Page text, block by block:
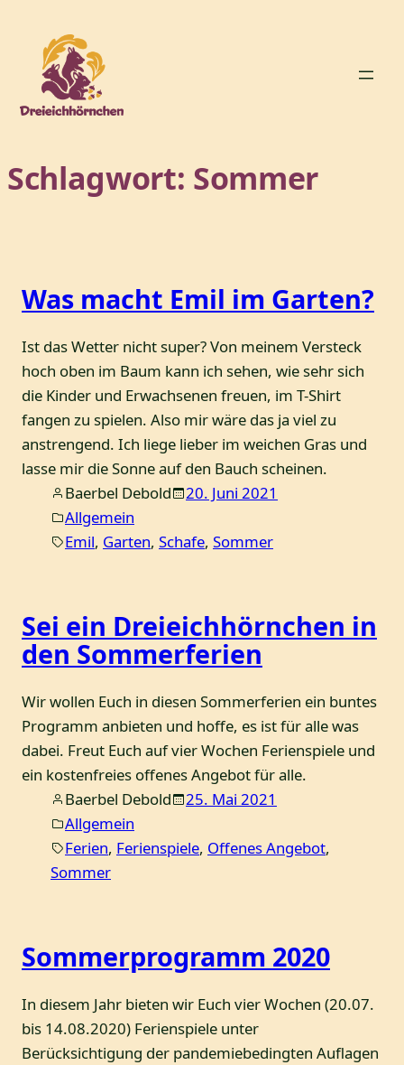
Inhalt
springen
Schlagwort: Sommer
Was macht Emil im Garten?
Ist das Wetter nicht super? Von meinem Versteck
hoch oben im Baum kann ich sehen, wie sehr sich
die Kinder und Erwachsenen freuen, im T-Shirt
fangen zu spielen. Also mir wäre das ja viel zu
anstrengend. Ich liege lieber im weichen Gras und
lasse mir die Sonne auf den Bauch scheinen.
Baerbel Debold
20. Juni 2021
Allgemein
Emil, Garten, Schafe, Sommer
Sei ein Dreieichhörnchen in
den Sommerferien
Wir wollen Euch in diesen Sommerferien ein buntes
Programm anbieten und hoffe, es ist für alle was
dabei. Freut Euch auf vier Wochen Ferienspiele und
ein kostenfreies offenes Angebot für alle.
Baerbel Debold
25. Mai 2021
Allgemein
Ferien, Ferienspiele, Offenes Angebot,
Sommer
Sommerprogramm 2020
In diesem Jahr bieten wir Euch vier Wochen (20.07.
bis 14.08.2020) Ferienspiele unter
Berücksichtigung der pandemiebedingten Auflagen